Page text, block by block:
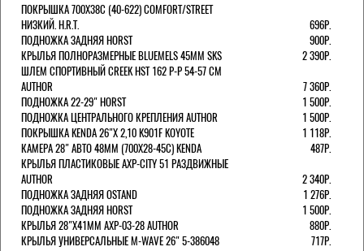
ПОКРЫШКА 700X38С (40-622) COMFORT/STREET
НИЗКИЙ. H.R.T.
696Р.
ПОДНОЖКА ЗАДНЯЯ HORST
900Р.
КРЫЛЬЯ ПОЛНОРАЗМЕРНЫЕ BLUEMELS 45MM SKS
2 390Р.
ШЛЕМ СПОРТИВНЫЙ CREEK HST 162 Р-Р 54-57 СМ
AUTHOR
7 360Р.
ПОДНОЖКА 22-29" HORST
1 500Р.
ПОДНОЖКА ЦЕНТРАЛЬНОГО КРЕПЛЕНИЯ AUTHOR
1 500Р.
ПОКРЫШКА KENDA 26"Х 2,10 K901F KOYOTE
1 118Р.
КАМЕРА 28" АВТО 48ММ (700Х28-45С) KENDA
487Р.
КРЫЛЬЯ ПЛАСТИКОВЫЕ AXP-CITY 51 РАЗДВИЖНЫЕ
AUTHOR
2 340Р.
ПОДНОЖКА ЗАДНЯЯ OSTAND
1 276Р.
ПОДНОЖКА ЗАДНЯЯ HORST
1 500Р.
КРЫЛЬЯ 28"Х41ММ AXP-03-28 AUTHOR
880Р.
КРЫЛЬЯ УНИВЕРСАЛЬНЫЕ M-WAVE 26" 5-386048
717Р.